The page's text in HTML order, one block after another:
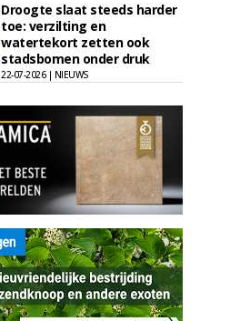
Droogte slaat steeds harder
toe: verzilting en
watertekort zetten ook
stadsbomen onder druk
22-07-2026 | NIEUWS